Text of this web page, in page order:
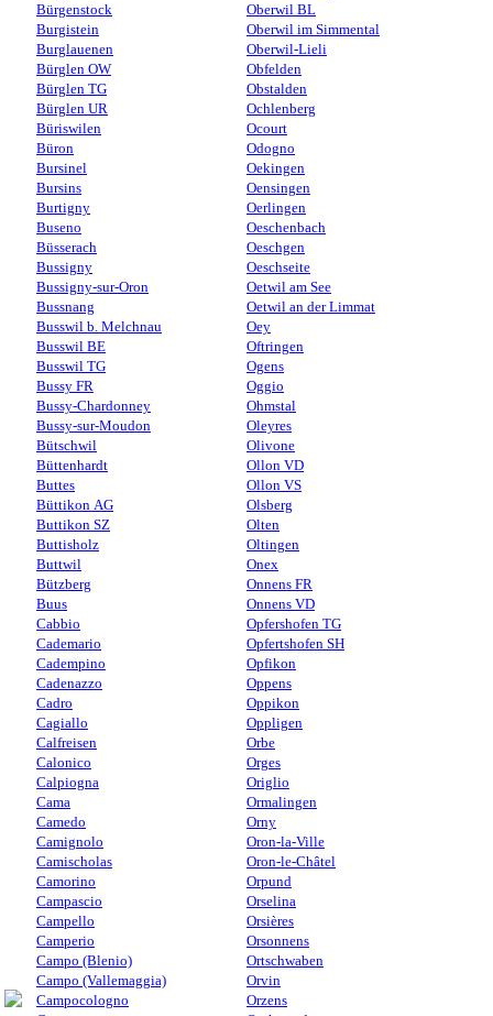
Bürgenstock
Burgistein
Burglauenen
Bürglen OW
Bürglen TG
Bürglen UR
Büriswilen
Büron
Bursinel
Bursins
Burtigny
Buseno
Büsserach
Bussigny
Bussigny-sur-Oron
Bussnang
Busswil b. Melchnau
Busswil BE
Busswil TG
Bussy FR
Bussy-Chardonney
Bussy-sur-Moudon
Bütschwil
Büttenhardt
Buttes
Büttikon AG
Buttikon SZ
Buttisholz
Buttwil
Bützberg
Buus
Cabbio
Cademario
Cadempino
Cadenazzo
Cadro
Cagiallo
Calfreisen
Calonico
Calpiogna
Cama
Camedo
Camignolo
Camischolas
Camorino
Campascio
Campello
Camperio
Campo (Blenio)
Campo (Vallemaggia)
Campocologno
Oberwil BL
Oberwil im Simmental
Oberwil-Lieli
Obfelden
Obstalden
Ochlenberg
Ocourt
Odogno
Oekingen
Oensingen
Oerlingen
Oeschenbach
Oeschgen
Oeschseite
Oetwil am See
Oetwil an der Limmat
Oey
Oftringen
Ogens
Oggio
Ohmstal
Oleyres
Olivone
Ollon VD
Ollon VS
Olsberg
Olten
Oltingen
Onex
Onnens FR
Onnens VD
Opfershofen TG
Opfertshofen SH
Opfikon
Oppens
Oppikon
Oppligen
Orbe
Orges
Origlio
Ormalingen
Orny
Oron-la-Ville
Oron-le-Châtel
Orpund
Orselina
Orsières
Orsonnens
Ortschwaben
Orvin
Orzens